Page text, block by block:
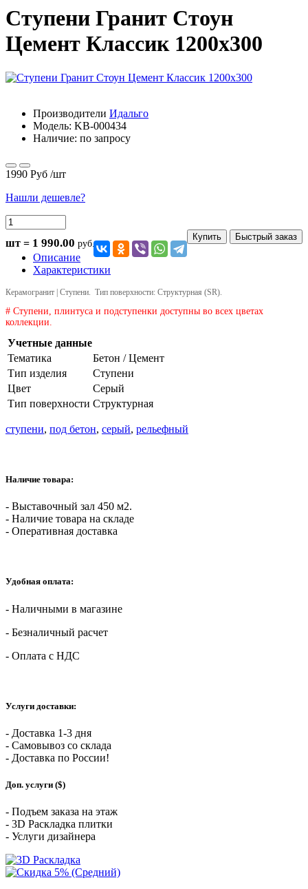
Ступени Гранит Стоун
Цемент Классик 1200х300
Производители Идальго
Модель: KB-000434
Наличие: по запросу
1990 Руб /шт
Нашли дешевле?
шт = 1 990.00 руб.
Купить Быстрый заказ
Описание
Характеристики
Керамогранит | Ступени. Тип поверхности: Структурная (SR).
# Ступени, плинтуса и подступенки доступны во всех цветах
коллекции.
Учетные данные
Тематика
Бетон / Цемент
Тип изделия
Ступени
Цвет
Серый
Тип поверхности Структурная
ступени, под бетон, серый, рельефный
Наличие товара:
- Выставочный зал 450 м2.
- Наличие товара на складе
- Оперативная доставка
Удобная оплата:
- Наличными в магазине
- Безналичный расчет
- Оплата с НДС
Услуги доставки:
- Доставка 1-3 дня
- Самовывоз со склада
- Доставка по России!
Доп. услуги ($)
- Подъем заказа на этаж
- 3D Раскладка плитки
- Услуги дизайнера